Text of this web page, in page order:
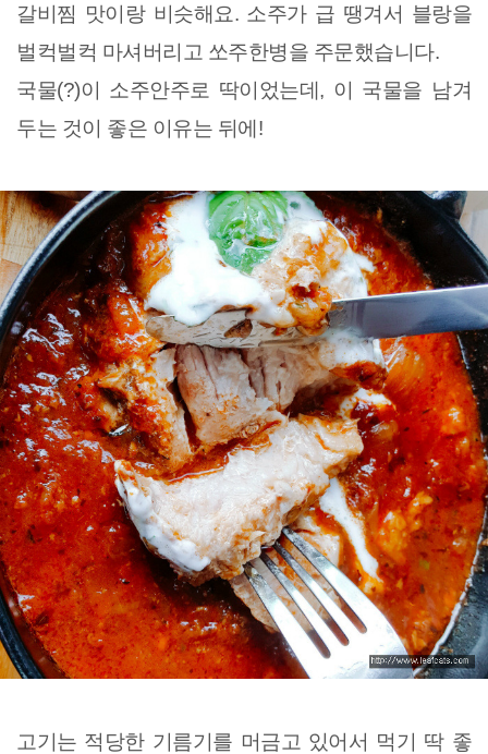
갈비찜 맛이랑 비슷해요. 소주가 급 땡겨서 블랑을
벌컥벌컥 마셔버리고 쏘주한병을 주문했습니다.
국물(?)이 소주안주로 딱이었는데, 이 국물을 남겨
두는 것이 좋은 이유는 뒤에!
고기는 적당한 기름기를 머금고 있어서 먹기 딱 좋